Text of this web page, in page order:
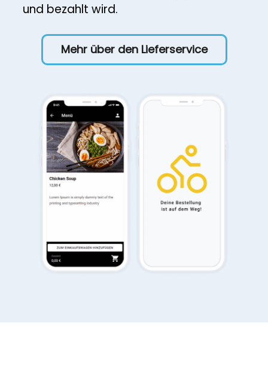
und bezahlt wird.
Mehr über den Lieferservice